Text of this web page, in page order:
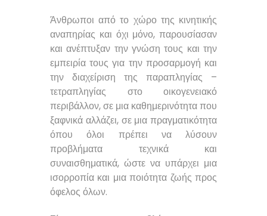
Άνθρωποι από το χώρο της κινητικής
αναπηρίας και όχι μόνο, παρουσίασαν
και ανέπτυξαν την γνώση τους και την
εμπειρία τους για την προσαρμογή και
την διαχείριση της παραπληγίας –
τετραπληγίας στο οικογενειακό
περιβάλλον, σε μια καθημερινότητα που
ξαφνικά αλλάζει, σε μια πραγματικότητα
όπου όλοι πρέπει να λύσουν
προβλήματα τεχνικά και
συναισθηματικά, ώστε να υπάρχει μια
ισορροπία και μια ποιότητα ζωής προς
όφελος όλων.